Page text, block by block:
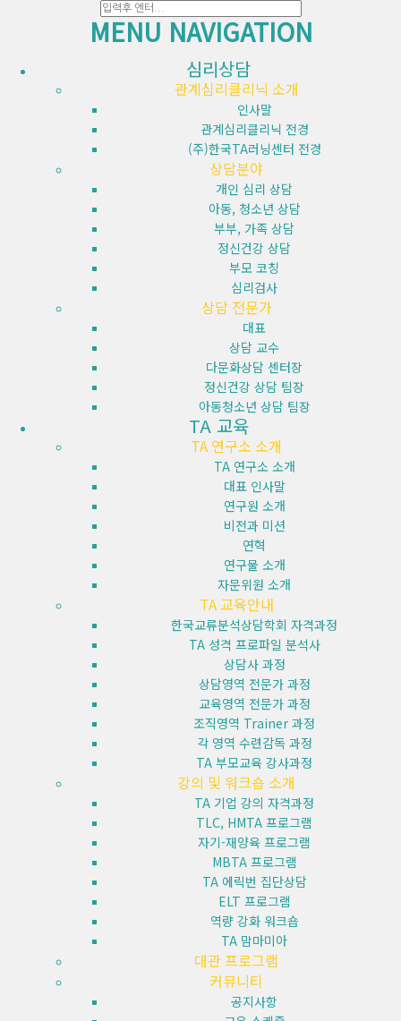
MENU NAVIGATION
심리상담
관계심리클리닉 소개
인사말
관계심리클리닉 전경
(주)한국TA러닝센터 전경
상담분야
개인 심리 상담
아동, 청소년 상담
부부, 가족 상담
정신건강 상담
부모 코칭
심리검사
상담 전문가
대표
상담 교수
다문화상담 센터장
정신건강 상담 팀장
아동청소년 상담 팀장
TA 교육
TA 연구소 소개
TA 연구소 소개
대표 인사말
연구원 소개
비전과 미션
연혁
연구물 소개
자문위원 소개
TA 교육안내
한국교류분석상담학회 자격과정
TA 성격 프로파일 분석사
상담사 과정
상담영역 전문가 과정
교육영역 전문가 과정
조직영역 Trainer 과정
각 영역 수련감독 과정
TA 부모교육 강사과정
강의 및 워크숍 소개
TA 기업 강의 자격과정
TLC, HMTA 프로그램
자기-재양육 프로그램
MBTA 프로그램
TA 에릭번 집단상담
ELT 프로그램
역량 강화 워크숍
TA 맘마미아
대관 프로그램
커뮤니티
공지사항